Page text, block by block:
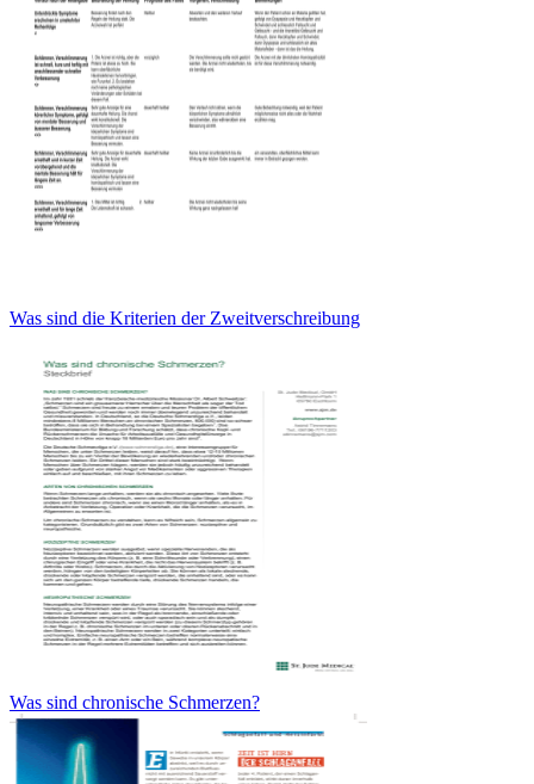
Was sind die Kriterien der Zweitverschreibung
Was sind chronische Schmerzen?